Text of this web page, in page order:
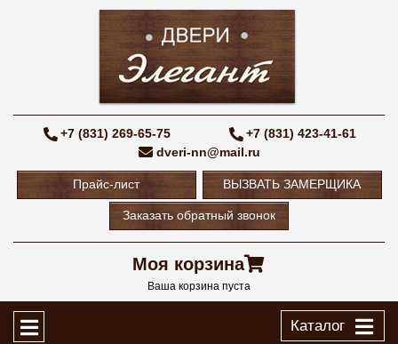
+7 (831) 269-65-75
+7 (831) 423-41-61
dveri-nn@mail.ru
Прайс-лист ВЫЗВАТЬ ЗАМЕРЩИКА
Заказать обратный звонок
Моя корзина
Ваша корзина пуста
Каталог